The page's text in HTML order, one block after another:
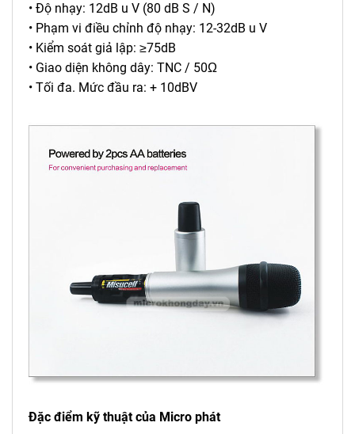
• Độ nhạy: 12dB u V (80 dB S / N)
• Phạm vi điều chỉnh độ nhạy: 12-32dB u V
• Kiểm soát giả lập: ≥75dB
• Giao diện không dây: TNC / 50Ω
• Tối đa. Mức đầu ra: + 10dBV
Đặc điểm kỹ thuật của Micro phát